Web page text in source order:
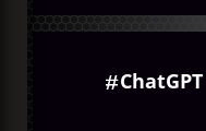
ChatGPT